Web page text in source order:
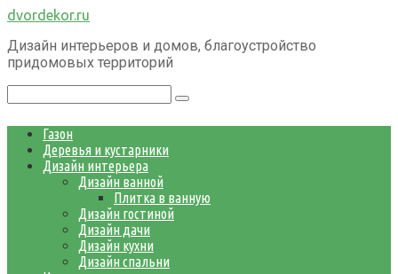
Перейти
контенту
dvordekor.ru
Дизайн интерьеров и домов, благоустройство
придомовых территорий
Газон
Деревья и кустарники
Дизайн интерьера
Дизайн ванной
Плитка в ванную
Дизайн гостиной
Дизайн дачи
Дизайн кухни
Дизайн спальни